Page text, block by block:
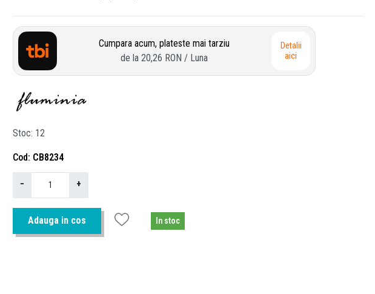
Cumpara acum, plateste mai tarziu
de la 20,26 RON / Luna
Detalii
aici
Stoc 12
Cod CB8234
− +
Adauga in cos In stoc